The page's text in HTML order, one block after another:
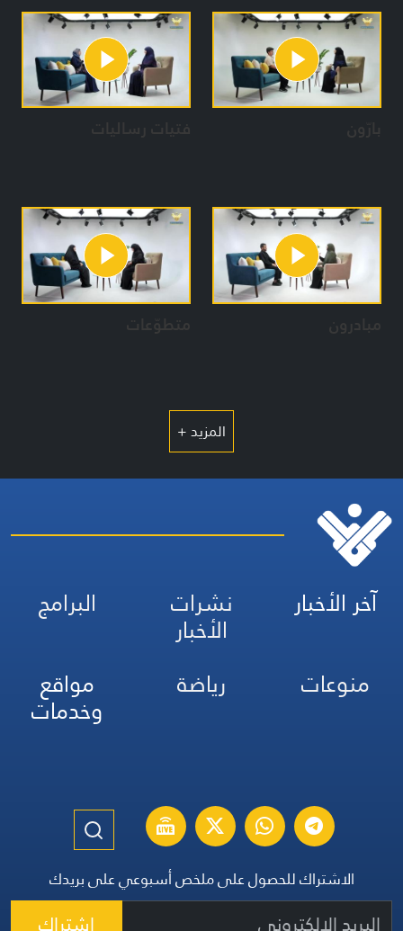
يعمل البرنامج في الطرح والعرض على ٣ مسارات في كل حلقة:
١- تقديم النموذج الجميل والذي نطمح أن يكون عليه الفتية
والفتيات
٢- الاستفادة من الإشكالات والابتلاءات لهذه الفئة بطريقة ذكية
لتعزيز اهمية النموذج الجميل
٣- تعميم ونشر العوامل التي ساعدت في تأصيل الايمان والوعي
عن الشباب اليافع
بارّون فتيات رساليات
مبادرون متطوّعات
المزيد +
آخر الأخبار نشرات
الأخبار
البرامج
منوعات
رياضة مواقع
وخدمات
الاشتراك للحصول على ملخص أسبوعي على بريدك